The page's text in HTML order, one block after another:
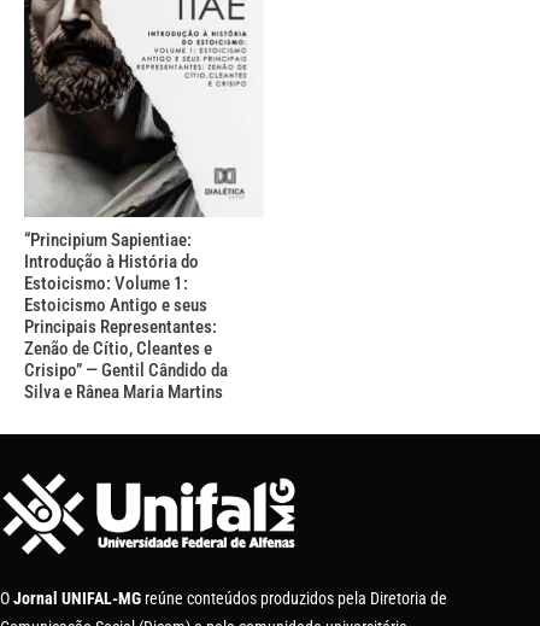
“Principium Sapientiae:
Introdução à História do
Estoicismo: Volume 1:
Estoicismo Antigo e seus
Principais Representantes:
Zenão de Cítio, Cleantes e
Crisipo” — Gentil Cândido da
Silva e Rânea Maria Martins
OJornal UNIFAL-MG reúne conteúdos produzidos pela Diretoria de